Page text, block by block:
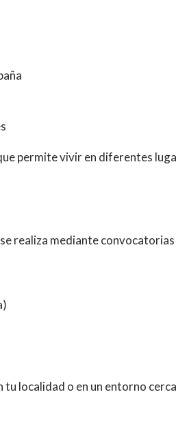
permite vivir en diferentes
se realiza mediante
localidad o en un entorno